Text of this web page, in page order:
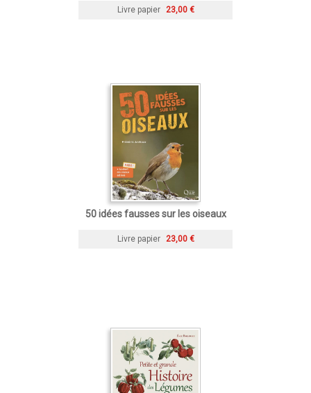
Livre papier 23,00 €
50 idées fausses sur les oiseaux
Livre papier 23,00 €